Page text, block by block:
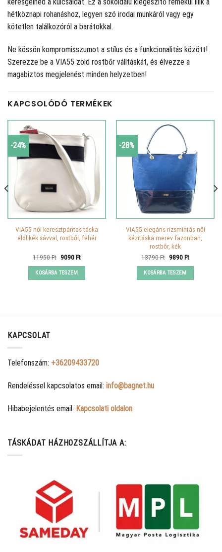
hétköznapi rohanáshoz, legyen szó irodai munkáról vagy egy
kötetlen találkozóról a barátokkal.
Ne kössön kompromisszumot a stílus és a funkcionalitás között!
Szerezze be a VIA55 zöld rostbőr válltáskát, és élvezze a
magabiztos megjelenést minden helyzetben!
KAPCSOLÓDÓ TERMÉKEK
-24%
VIA55 női keresztpántos táska
elöl kék sávval, rostbőr, fehér
11950Ft Original
was:
11950 Ft.
9090FtCurrent
KOSÁRBA TESZEM
-28%
VIA55 elegáns rizsmintás női
kézitáska merev fazonban,
rostbőr, kék
13790Ft Original
was:
13790 Ft.
9890FtCurrent
KOSÁRBA TESZEM
KAPCSOLAT
Telefonszám: +36209433720
Rendeléssel kapcsolatos email: info@bagnet.hu
Hibabejelentés email: Kapcsolati oldalon
TÁSKÁDAT HÁZHOZSZÁLLÍTJA A: